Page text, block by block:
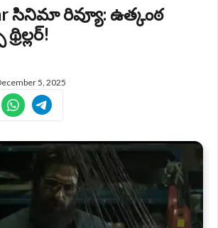
సినిమా రివ్యూ: ఉత్కంఠ
5, 2025